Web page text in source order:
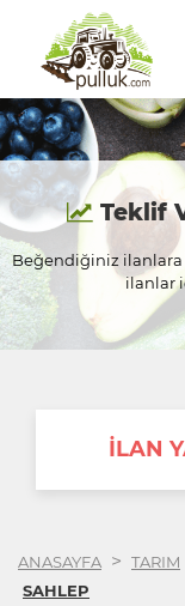
Teklif
Beğendiğiniz ilanlara
ilanlar
İLAN
ANASAYFA > TARIM
SAHLEP